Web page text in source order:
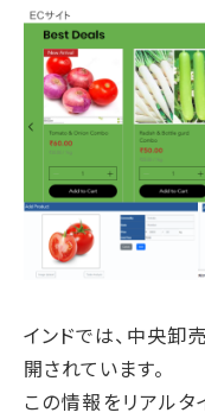
インドでは、中央
開されています。
この情報をリアル